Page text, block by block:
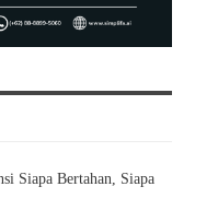
Siapa Bertahan, Siapa